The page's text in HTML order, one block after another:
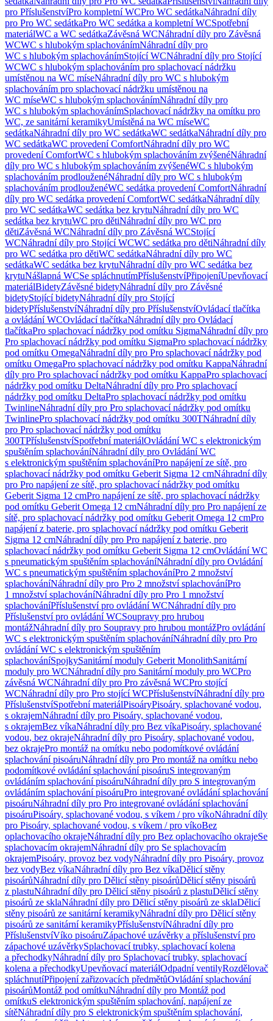
pro PříslušenstvíPro kompletní WCPro WC sedátkaNáhradní díly
pro Pro WC sedátkaPro WC sedátka a kompletní WCSpotřební
materiálWC a WC sedátkaZávěsná WCNáhradní díly pro Závěsná
WCWC s hlubokým splachovánímNáhradní díly pro
WC s hlubokým splachovánímStojící WCNáhradní díly pro Stojící
WCWC s hlubokým splachováním pro splachovací nádržku
umístěnou na WC míseNáhradní díly pro WC s hlubokým
splachováním pro splachovací nádržku umístěnou na
WC míseWC s hlubokým splachovánímNáhradní díly pro
WC s hlubokým splachovánímSplachovací nádržky na omítku pro
WC, ze sanitární keramikyUmístěná na WC míseWC
sedátkaNáhradní díly pro WC sedátkaWC sedátkaNáhradní díly pro
WC sedátkaWC provedení ComfortNáhradní díly pro WC
provedení ComfortWC s hlubokým splachováním zvýšenéNáhradní
díly pro WC s hlubokým splachováním zvýšenéWC s hlubokým
splachováním prodlouženéNáhradní díly pro WC s hlubokým
splachováním prodlouženéWC sedátka provedení ComfortNáhradní
díly pro WC sedátka provedení ComfortWC sedátkaNáhradní díly
pro WC sedátkaWC sedátka bez krytuNáhradní díly pro WC
sedátka bez krytuWC pro dětiNáhradní díly pro WC pro
dětiZávěsná WCNáhradní díly pro Závěsná WCStojící
WCNáhradní díly pro Stojící WCWC sedátka pro dětiNáhradní díly
pro WC sedátka pro dětiWC sedátkaNáhradní díly pro WC
sedátkaWC sedátka bez krytuNáhradní díly pro WC sedátka bez
krytuNášlapná WCSe spláchnutímPříslušenstvíPřipojeníUpevňovací
materiálBidetyZávěsné bidetyNáhradní díly pro Závěsné
bidetyStojící bidetyNáhradní díly pro Stojící
bidetyPříslušenstvíNáhradní díly pro PříslušenstvíOvládací tlačítka
a ovládání WCOvládací tlačítkaNáhradní díly pro Ovládací
tlačítkaPro splachovací nádržky pod omítku SigmaNáhradní díly pro
Pro splachovací nádržky pod omítku SigmaPro splachovací nádržky
pod omítku OmegaNáhradní díly pro Pro splachovací nádržky pod
omítku OmegaPro splachovací nádržky pod omítku KappaNáhradní
díly pro Pro splachovací nádržky pod omítku KappaPro splachovací
nádržky pod omítku DeltaNáhradní díly pro Pro splachovací
nádržky pod omítku DeltaPro splachovací nádržky pod omítku
TwinlineNáhradní díly pro Pro splachovací nádržky pod omítku
TwinlinePro splachovací nádržky pod omítku 300TNáhradní díly
pro Pro splachovací nádržky pod omítku
300TPříslušenstvíSpotřební materiálOvládání WC s elektronickým
spuštěním splachováníNáhradní díly pro Ovládání WC
s elektronickým spuštěním splachováníPro napájení ze sítě, pro
splachovací nádržky pod omítku Geberit Sigma 12 cmNáhradní díly
pro Pro napájení ze sítě, pro splachovací nádržky pod omítku
Geberit Sigma 12 cmPro napájení ze sítě, pro splachovací nádržky
pod omítku Geberit Omega 12 cmNáhradní díly pro Pro napájení ze
sítě, pro splachovací nádržky pod omítku Geberit Omega 12 cmPro
napájení z baterie, pro splachovací nádržky pod omítku Geberit
Sigma 12 cmNáhradní díly pro Pro napájení z baterie, pro
splachovací nádržky pod omítku Geberit Sigma 12 cmOvládání WC
s pneumatickým spuštěním splachováníNáhradní díly pro Ovládání
WC s pneumatickým spuštěním splachováníPro 2 množství
splachováníNáhradní díly pro Pro 2 množství splachováníPro
1 množství splachováníNáhradní díly pro Pro 1 množství
splachováníPříslušenství pro ovládání WCNáhradní díly pro
Příslušenství pro ovládání WCSoupravy pro hrubou
montážNáhradní díly pro Soupravy pro hrubou montážPro ovládání
WC s elektronickým spuštěním splachováníNáhradní díly pro Pro
ovládání WC s elektronickým spuštěním
splachováníSpojkySanitární moduly Geberit MonolithSanitární
moduly pro WCNáhradní díly pro Sanitární moduly pro WCPro
závěsná WCNáhradní díly pro Pro závěsná WCPro stojící
WCNáhradní díly pro Pro stojící WCPříslušenstvíNáhradní díly pro
PříslušenstvíSpotřební materiálPisoáryPisoáry, splachované vodou,
s okrajemNáhradní díly pro Pisoáry, splachované vodou,
s okrajemBez víkaNáhradní díly pro Bez víkaPisoáry, splachované
vodou, bez okrajeNáhradní díly pro Pisoáry, splachované vodou,
bez okrajePro montáž na omítku nebo podomítkové ovládání
splachování pisoáruNáhradní díly pro Pro montáž na omítku nebo
podomítkové ovládání splachování pisoáruS integrovaným
ovládáním splachování pisoáruNáhradní díly pro S integrovaným
ovládáním splachování pisoáruPro integrované ovládání splachování
pisoáruNáhradní díly pro Pro integrované ovládání splachování
pisoáruPisoáry, splachované vodou, s víkem / pro víkoNáhradní díly
pro Pisoáry, splachované vodou, s víkem / pro víkoBez
oplachovacího okrajeNáhradní díly pro Bez oplachovacího okrajeSe
splachovacím okrajemNáhradní díly pro Se splachovacím
okrajemPisoáry, provoz bez vodyNáhradní díly pro Pisoáry, provoz
bez vodyBez víkaNáhradní díly pro Bez víkaDělicí stěny
pisoárůNáhradní díly pro Dělicí stěny pisoárůDělicí stěny pisoárů
z plastuNáhradní díly pro Dělicí stěny pisoárů z plastuDělicí stěny
pisoárů ze sklaNáhradní díly pro Dělicí stěny pisoárů ze sklaDělicí
stěny pisoárů ze sanitární keramikyNáhradní díly pro Dělicí stěny
pisoárů ze sanitární keramikyPříslušenstvíNáhradní díly pro
PříslušenstvíVíko pisoáruZápachové uzávěrky a příslušenství pro
zápachové uzávěrkySplachovací trubky, splachovací kolena
a přechodkyNáhradní díly pro Splachovací trubky, splachovací
kolena a přechodkyUpevňovací materiálOdpadní ventilyRozdělovač
spláchnutíPřipojení zařizovacích předmětůOvládání splachování
pisoárůMontáž pod omítkuNáhradní díly pro Montáž pod
omítkuS elektronickým spuštěním splachování, napájení ze
sítěNáhradní díly pro S elektronickým spuštěním splachování,